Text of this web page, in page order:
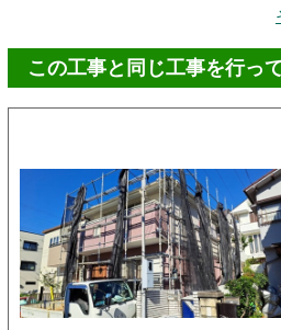
この工事と同じ工事を行っ